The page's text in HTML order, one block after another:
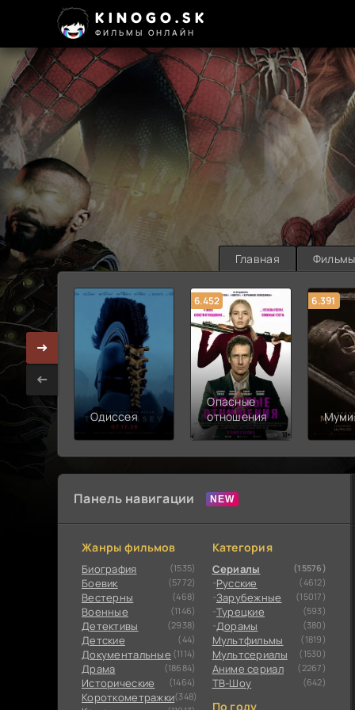
KINOGO.SK
ФИЛЬМЫ ОНЛАЙН
Главная Фильмы
Одиссея
6.452
Опасные
отношения
6.391
Панель навигации
Жанры фильмов
Биография (1535)
Боевик (5772)
Вестерны (468)
Военные (1146)
Детективы (2938)
Детские (44)
Документальные (1114)
Драма (18684)
Исторические (1464)
Короткометражки(348)
Категория
Сериалы (15576)
Русские (4612)
Зарубежные (15017)
Турецкие (593)
Дорамы (380)
Мультфильмы (1819)
Мультсериалы (1530)
Аниме сериал (2267)
ТВ-Шоу (642)
По году